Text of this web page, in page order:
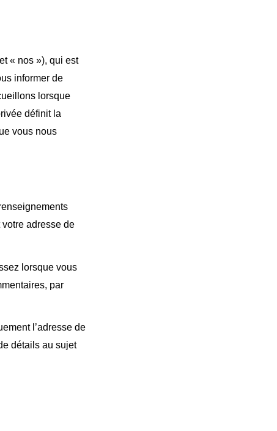
« nos »), qui est
informer de
lorsque
définit la
vous nous
adresse de
lorsque vous
par
l’adresse de
détails au sujet